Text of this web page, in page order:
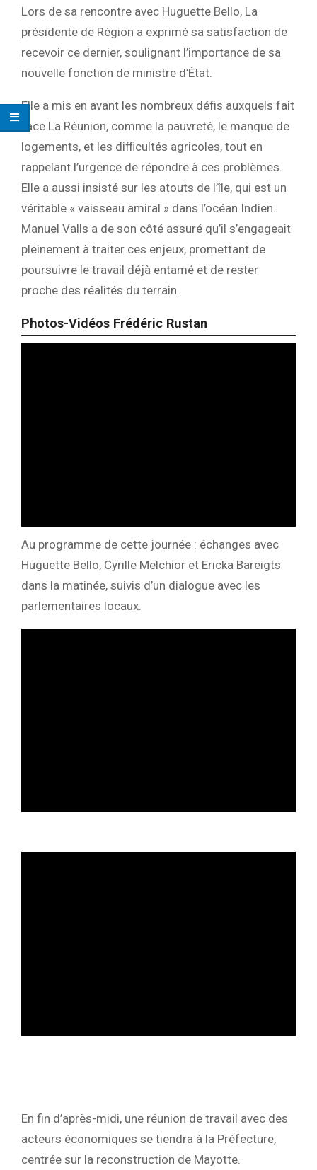
Lors de sa rencontre avec Huguette Bello, La
présidente de Région a exprimé sa satisfaction de
recevoir ce dernier, soulignant l’importance de sa
nouvelle fonction de ministre d’État.
Elle a mis en avant les nombreux défis auxquels fait
face La Réunion, comme la pauvreté, le manque de
logements, et les difficultés agricoles, tout en
rappelant l’urgence de répondre à ces problèmes.
Elle a aussi insisté sur les atouts de l’île, qui est un
véritable « vaisseau amiral » dans l’océan Indien.
Manuel Valls a de son côté assuré qu’il s’engageait
pleinement à traiter ces enjeux, promettant de
poursuivre le travail déjà entamé et de rester
proche des réalités du terrain.
Photos-Vidéos Frédéric Rustan
Au programme de cette journée : échanges avec
Huguette Bello, Cyrille Melchior et Ericka Bareigts
dans la matinée, suivis d’un dialogue avec les
parlementaires locaux.
En fin d’après-midi, une réunion de travail avec des
acteurs économiques se tiendra à la Préfecture,
centrée sur la reconstruction de Mayotte.